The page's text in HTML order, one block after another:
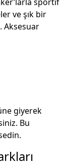
ve şık bir
Aksesuar
giyerek
Bu